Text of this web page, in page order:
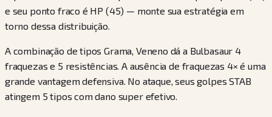
e seu ponto fraco é HP (45) — monte sua estratégia em
torno dessa distribuição.
A combinação de tipos Grama, Veneno dá a Bulbasaur 4
fraquezas e 5 resistências. A ausência de fraquezas 4× é uma
grande vantagem defensiva. No ataque, seus golpes STAB
atingem 5 tipos com dano super efetivo.